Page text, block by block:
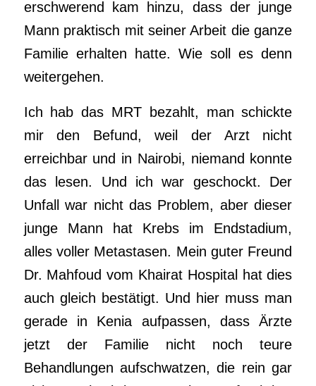
erschwerend kam hinzu, dass der junge
Mann praktisch mit seiner Arbeit die ganze
Familie erhalten hatte. Wie soll es denn
weitergehen.
Ich hab das MRT bezahlt, man schickte
mir den Befund, weil der Arzt nicht
erreichbar und in Nairobi, niemand konnte
das lesen. Und ich war geschockt. Der
Unfall war nicht das Problem, aber dieser
junge Mann hat Krebs im Endstadium,
alles voller Metastasen. Mein guter Freund
Dr. Mahfoud vom Khairat Hospital hat dies
auch gleich bestätigt. Und hier muss man
gerade in Kenia aufpassen, dass Ärzte
jetzt der Familie nicht noch teure
Behandlungen aufschwatzen, die rein gar